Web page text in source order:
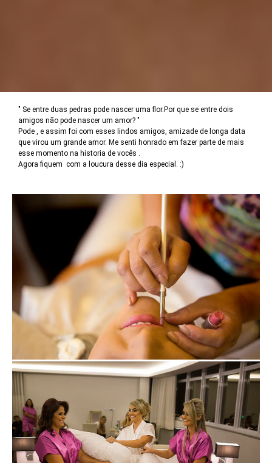
" Se entre duas pedras pode nascer uma flor.Por que se entre dois
amigos não pode nascer um amor? "
Pode , e assim foi com esses lindos amigos, amizade de longa data
que virou um grande amor. Me senti honrado em fazer parte de mais
esse momento na historia de vocês .
Agora fiquem com a loucura desse dia especial. :)